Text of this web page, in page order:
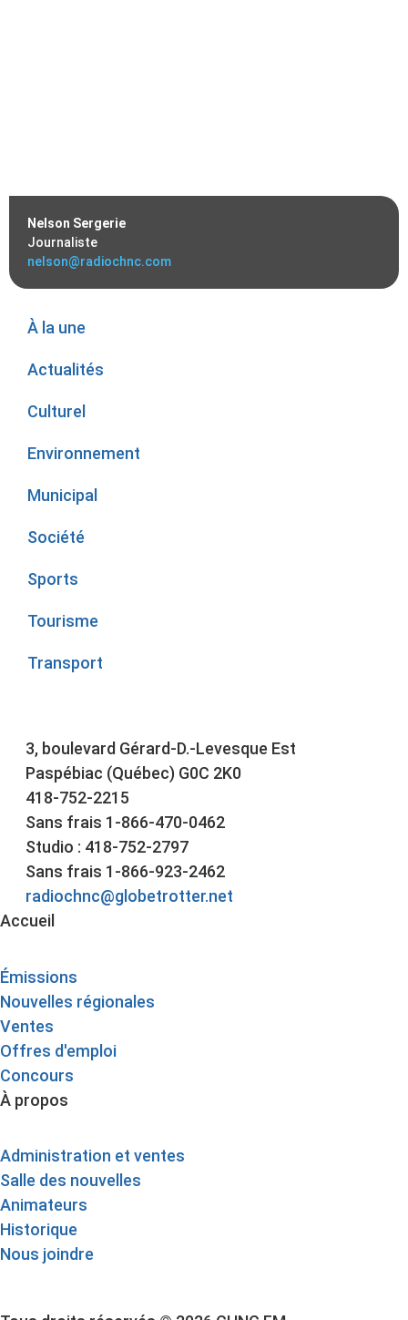
Nelson Sergerie
Journaliste
nelson@radiochnc.com
À la une
Actualités
Culturel
Environnement
Municipal
Société
Sports
Tourisme
Transport
3, boulevard Gérard-D.-Levesque Est
Paspébiac (Québec) G0C 2K0
418-752-2215
Sans frais 1-866-470-0462
Studio : 418-752-2797
Sans frais 1-866-923-2462
radiochnc@globetrotter.net
Accueil
Émissions
Nouvelles régionales
Ventes
Offres d'emploi
Concours
À propos
Administration et ventes
Salle des nouvelles
Animateurs
Historique
Nous joindre